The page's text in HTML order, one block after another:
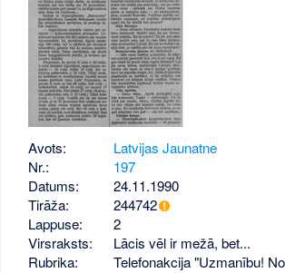
Avots:
Latvijas Jaunatne
Nr.:
197
Datums:
24.11.1990
Tirāža:
244742
Lappuse:
2
Virsraksts:
Lācis vēl ir mežā, bet...
Rubrika:
Telefonakcija "Uzmanību!